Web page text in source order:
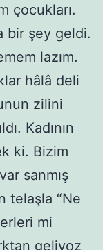
çocukları.
bir şey geldi.
lazım.
hâlâ deli
zilini
Kadının
ki. Bizim
sanmış
telaşla “Ne
mi
geliyoz